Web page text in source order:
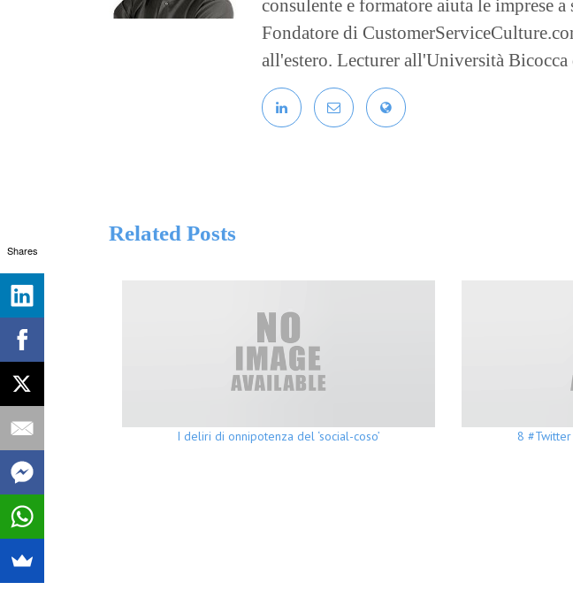
consulente e formatore aiuta le imprese
Fondatore di
all'estero. Lecturer all'Università
Related Posts
I deliri di onnipotenza del ‘social-coso’ 8
Shares